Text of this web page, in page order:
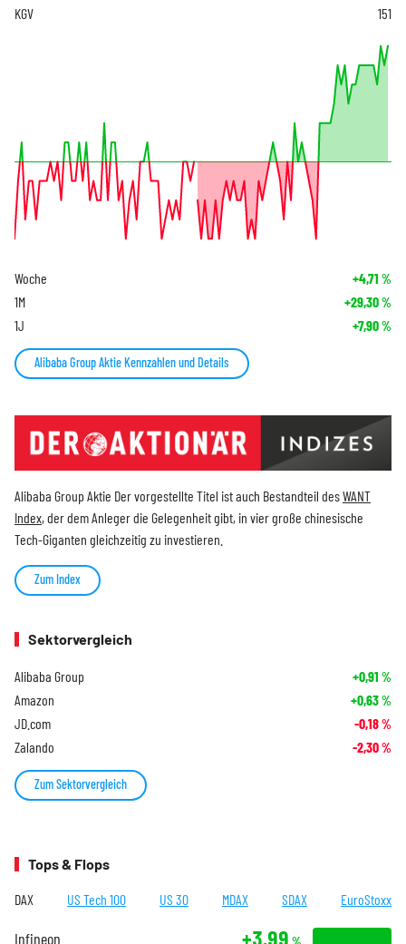
KGV
151
Woche +4,71 %
1M +29,30%
1J +7,90%
Alibaba Group Aktie Kennzahlen und Details
Alibaba Group Aktie Der vorgestellte Titel ist auch Bestandteil desWANT
Index, der dem Anleger die Gelegenheit gibt, in vier große chinesische
Tech-Giganten gleichzeitig zu investieren.
Zum Index
Sektorvergleich
Alibaba Group +0,91 %
Amazon +0,63%
JD.com -0,18%
Zalando -2,30%
Zum Sektorvergleich
Tops & Flops
DAX US Tech 100 US 30 MDAX SDAX EuroStoxx
Infineon +3,99